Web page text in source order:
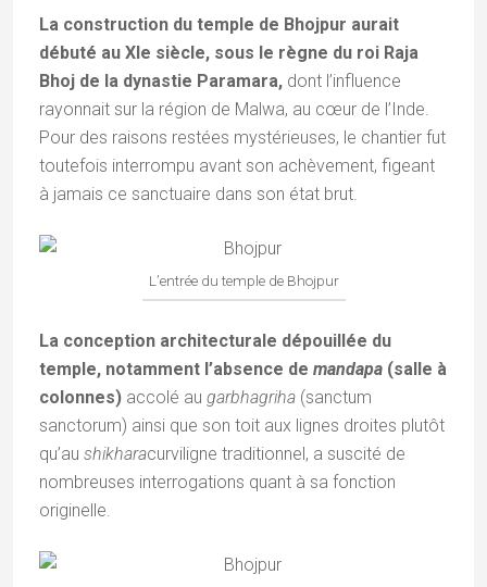
La construction du temple de Bhojpur aurait
débuté au XIe siècle, sous le règne du roi Raja
Bhoj de la dynastie Paramara, dont l’influence
rayonnait sur la région de Malwa, au cœur de l’Inde.
Pour des raisons restées mystérieuses, le chantier fut
toutefois interrompu avant son achèvement, figeant
à jamais ce sanctuaire dans son état brut.
L’entrée du temple de Bhojpur
La conception architecturale dépouillée du
temple, notamment l’absence de mandapa (salle à
colonnes) accolé au garbhagriha (sanctum
sanctorum) ainsi que son toit aux lignes droites plutôt
qu’au shikharacurviligne traditionnel, a suscité de
nombreuses interrogations quant à sa fonction
originelle.